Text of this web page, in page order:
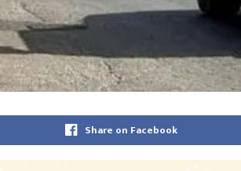
Share on Facebook